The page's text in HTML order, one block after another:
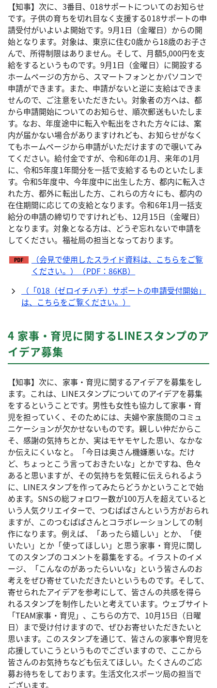
【知事】次に、3番目、018サポートについてのお知らせ
です。子供の育ちを切れ目なく支援する018サポートの申
請受付がいよいよ開始です。9月1日（金曜日）からの開
始となります。対象は、東京に住む0歳から18歳のお子さ
んで、所得制限はありません。そして、月額5,000円を支
給をするというものです。9月1日（金曜日）に開設する
ホームページの方から、スマートフォンとかパソコンで
申請ができます。また、申請がないと逆に支給はできま
せんので、ご注意をいただきたい。対象者の方へは、都
から申請開始についてのお知らせ、順次郵送もいたしま
す。なお、年度途中に転入や転出をされた方々には、案
内が届かない場合がありますけれども、お知らせがなく
てもホームページから申請がいただけますので覗いてみ
てください。給付金ですが、令和6年の1月、来年の1月
に、令和5年度1年間分を一括で支給するものといたしま
す。令和5年度中、今年度中に出生した方、都内に転入さ
れた方、都外に転出した方、これらの方々にも、都内の
在住期間に応じての支給となります。令和6年1月一括支
給分の申請の締切りですけれども、12月15日（金曜日）
となります。対象となる方は、どうぞ忘れないで申請を
してください。福祉局の担当となっております。
（会見で使用したスライド資料は、こちらをご覧
ください。）（PDF：86KB）
（「018（ゼロイチハチ）サポートの申請受付開始」
は、こちらをご覧ください。）
4 家事・育児に関するLINEスタンプのア
イデア募集
【知事】次に、家事・育児に関するアイデアを募集をし
ます。これは、LINEスタンプについてのアイデアを募集
をするということです。男性も女性も協力して家事・育
児を担っていく、そのためには、夫婦や家族間のコミュ
ニケーションが欠かせないものです。親しい仲だからこ
そ、感謝の気持ちとか、実はモヤモヤした思い、なかな
か伝えにくいなと。「今日は奥さん機嫌悪いな。だけ
ど、ちょっとこう言っておきたいな」とかですね、色々
あると思いますが、その気持ちを気軽に伝えられるよう
に、LINEスタンプを作ってみたらどうかということで始
めます。SNSの総フォロワー数が100万人を超えていると
いう人気クリエイターで、つむぱぱさんという方がおられ
ますが、このつむぱぱさんとコラボレーションしての制
作になります。例えば、「あったら嬉しい」とか、「使
いたい」とか「使ってほしい」と思う家事・育児に関し
てのスタンプのコメントを募集をする。イラストのイメ
ージ、「こんなのがあったらいいな」という皆さんのお
考えをぜひ寄せていただきたいというものです。そして、
寄せられたアイデアを参考にして、皆さんの共感を得ら
れるスタンプを制作したいと考えています。ウェブサイト
「TEAM家事・育児」、こちらの方で、10月15日（日曜
日）まで受け付けますので、ぜひお寄せいただきたいと
思います。このスタンプを通じて、皆さんの家事や育児を
応援していこうというものでございますので、ここから
皆さんのお気持ちなども伝えてほしい。たくさんのご応
募お待ちをしております。生活文化スポーツ局の担当で
ございます。